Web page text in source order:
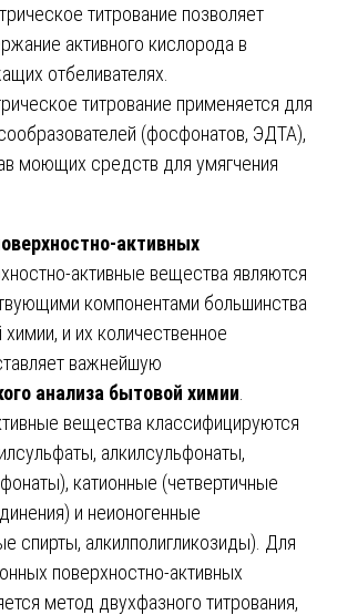
титрование позволяет
активного кислорода в
отбеливателях.
титрование применяется для
(фосфонатов, ЭДТА),
моющих средств для умягчения
активных
активные вещества являются
компонентами большинства
и их количественное
важнейшую
анализа бытовой химии
вещества классифицируются
алкилсульфонаты,
катионные (четвертичные
и неионогенные
спирты, алкилполигликозиды). Для
поверхностно-активных
метод двухфазного титрования,